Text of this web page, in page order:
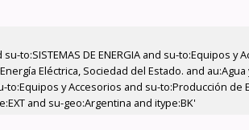
DE ENERGIA and su-to:Equipos y
Eléctrica, Sociedad del Estado. and au:Agua
y Accesorios and su-to:Producción de
and su-geo:Argentina and itype:BK'